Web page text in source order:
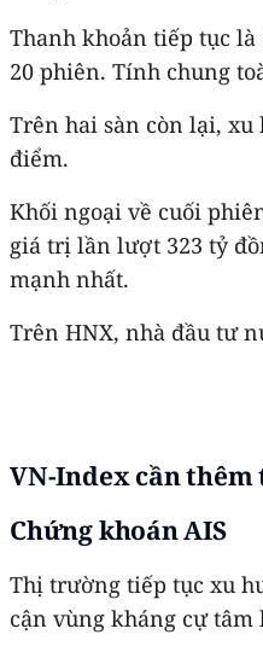
Thanh khoản tiếp tục
20 phiên. Tính chung
Trên hai sàn còn lại, xu
điểm.
Khối ngoại về cuối
giá trị lần lượt 323 tỷ
mạnh nhất.
Trên HNX, nhà đầu tư
VN-Index cần
Chứng khoán AIS
Thị trường tiếp tục xu
cận vùng kháng cự tâm